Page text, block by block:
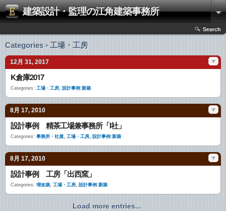
建築設計・監理の江角建築事務所
Search
Categories › 工場・工房
12月 31, 2017
K倉庫2017
Categories: 工場・工房, 設計事例:新築
8月 17, 2010
設計事例 精茶工場兼事務所「I社」
Categories: 事務所・社屋, 工場・工房, 設計事例:新築
8月 17, 2010
設計事例 工房「出西窯」
Categories: 増改築, 工場・工房, 設計事例:新築
Load more entries...